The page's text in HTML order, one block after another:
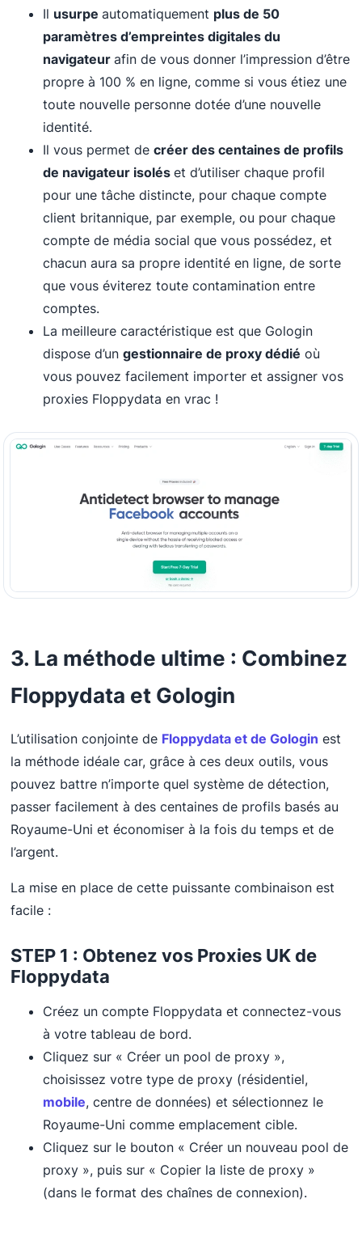
Il usurpeautomatiquement plus de 50
paramètres d’empreintes digitales du
navigateurafin de vous donner l’impression d’être
propre à 100 % en ligne, comme si vous étiez une
toute nouvelle personne dotée d’une nouvelle
identité.
Il vous permet decréer des centaines de profils
de navigateur isoléset d’utiliser chaque profil
pour une tâche distincte, pour chaque compte
client britannique, par exemple, ou pour chaque
compte de média social que vous possédez, et
chacun aura sa propre identité en ligne, de sorte
que vous éviterez toute contamination entre
comptes.
La meilleure caractéristique est que Gologin
dispose d’ungestionnaire de proxy dédié où
vous pouvez facilement importer et assigner vos
proxies Floppydata en vrac !
3. La méthode ultime : Combinez
Floppydata et Gologin
L’utilisation conjointe de Floppydata et de Gologin est
la méthode idéale car, grâce à ces deux outils, vous
pouvez battre n’importe quel système de détection,
passer facilement à des centaines de profils basés au
Royaume-Uni et économiser à la fois du temps et de
l’argent.
La mise en place de cette puissante combinaison est
facile :
STEP 1 : Obtenez vos Proxies UK de
Floppydata
Créez un compte Floppydata et connectez-vous
à votre tableau de bord.
Cliquez sur « Créer un pool de proxy »,
choisissez votre type de proxy (résidentiel,
mobile, centre de données) et sélectionnez le
Royaume-Uni comme emplacement cible.
Cliquez sur le bouton « Créer un nouveau pool de
proxy », puis sur « Copier la liste de proxy »
(dans le format des chaînes de connexion).